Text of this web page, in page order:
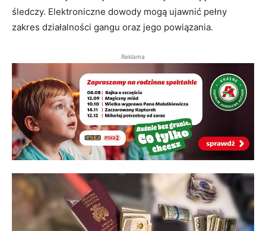
śledczy. Elektroniczne dowody mogą ujawnić pełny
zakres działalności gangu oraz jego powiązania.
Reklama